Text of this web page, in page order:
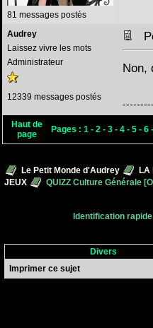
81 messages postés
Audrey
Laissez vivre les mots
Administrateur
12339 messages postés
Non,
Haut de
page
Pages : 1 - 2 - 3 - 4 - 5 - 6 -
Le Petit Monde d'Audrey LA
JEUX
QUIZZ Culture Générale
Identification
Divers
Imprimer ce sujet